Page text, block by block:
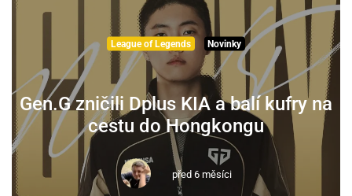
League of Legends Novinky
Gen.G zničili Dplus KIA a balí kufry na
cestu do Hongkongu
před 6 měsíci